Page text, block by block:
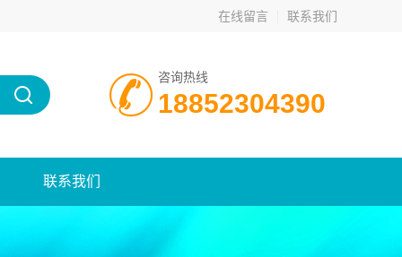
在线留言 联系我们
咨询热线
18852304390
联系我们